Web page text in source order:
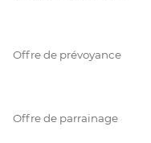
Offre de prévoyance
Offre de parrainage